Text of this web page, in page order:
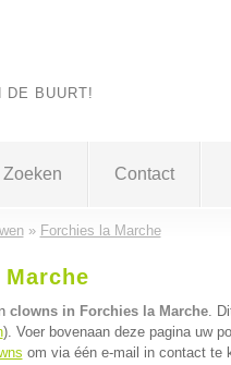
DE BUURT!
Zoeken Contact
» Forchies la Marche
clowns in Forchies la Marche.
). Voer bovenaan deze pagina uw
om via één e-mail in contact te